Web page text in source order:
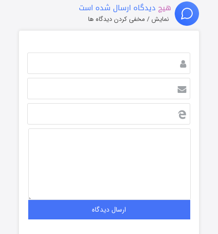
هیچ دیدگاه ارسال شده است
نمایش / مخفی کردن دیدگاه ها